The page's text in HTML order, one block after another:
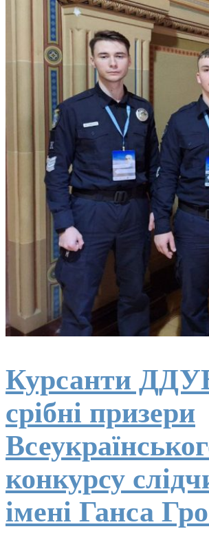
Курсанти
срібні призери
конкурсу
імені Ганса